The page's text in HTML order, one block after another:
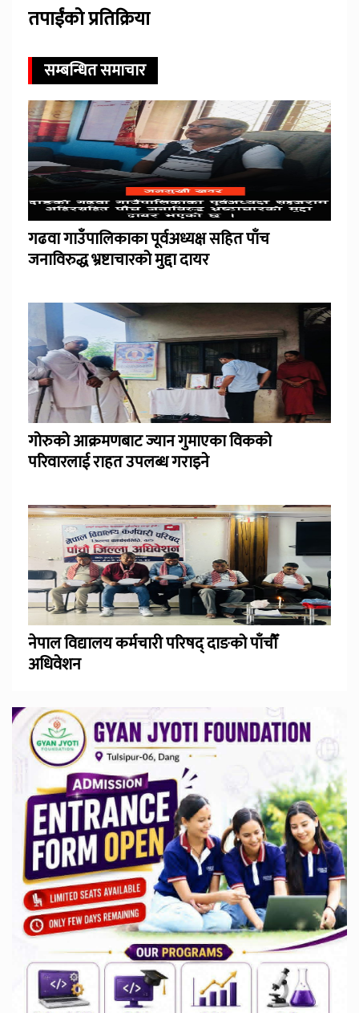
तपाईंको प्रतिक्रिया
सम्बन्धित समाचार
गढवा गाउँपालिकाका पूर्वअध्यक्ष सहित पाँच
जनाविरुद्ध भ्रष्टाचारको मुद्दा दायर
गोरुको आक्रमणबाट ज्यान गुमाएका विकको
परिवारलाई राहत उपलब्ध गराइने
नेपाल विद्यालय कर्मचारी परिषद् दाङको पाँचौँ
अधिवेशन